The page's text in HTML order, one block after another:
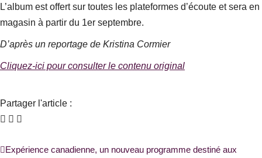
L’album est offert sur toutes les plateformes d’écoute et sera en
magasin à partir du 1er septembre.
D’après un reportage de Kristina Cormier
Cliquez-ici pour consulter le contenu original
Partager l'article :
Précédent
Expérience canadienne, un nouveau programme destiné aux
Suivant